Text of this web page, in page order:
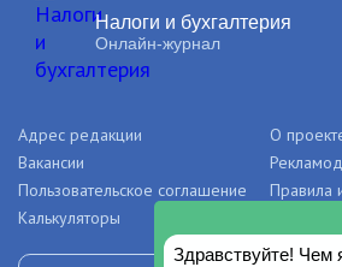
Налоги и бухгалтерия
Онлайн-журнал
Адрес редакции
О
Вакансии
Пользовательское соглашение
Правила
Калькуляторы